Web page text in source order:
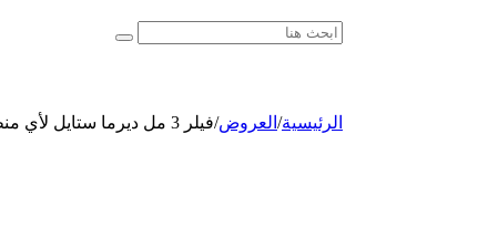
الرئيسية/ العروض/فيلر 3 مل ديرما ستايل لأي منطقة في الوجه